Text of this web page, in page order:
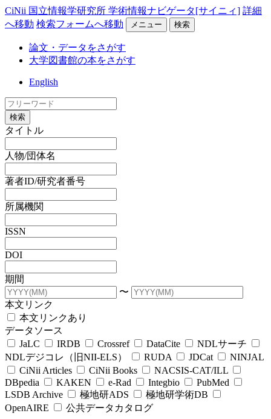
CiNii 国立情報学研究所 学術情報ナビゲータ[サイニィ] 詳細
へ移動 検索フォームへ移動 メニュー 検索
論文・データをさがす
大学図書館の本をさがす
English
検索
タイトル
人物/団体名
著者ID/研究者番号
所属機関
ISSN
DOI
期間
〜
本文リンク
本文リンクあり
データソース
JaLC
IRDB Crossref DataCite
NDLサーチ
NDLデジコレ（旧NII-ELS）
RUDA JDCat
NINJAL
CiNii Articles
CiNii Books
NACSIS-CAT/ILL
DBpedia
KAKEN e-Rad Integbio
PubMed
LSDB Archive
極地研ADS
極地研学術DB
OpenAIRE
公共データカタログ